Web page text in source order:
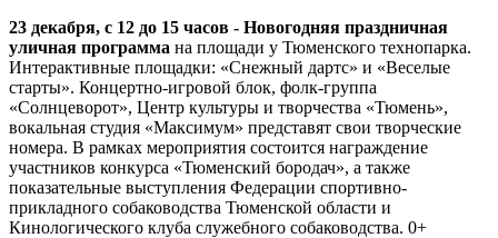
23 декабря, с 12 до 15 часов - Новогодняя праздничная
уличная программа на площади у Тюменского технопарка.
Интерактивные площадки: «Снежный дартс» и «Веселые
старты». Концертно-игровой блок, фолк-группа
«Солнцеворот», Центр культуры и творчества «Тюмень»,
вокальная студия «Максимум» представят свои творческие
номера. В рамках мероприятия состоится награждение
участников конкурса «Тюменский бородач», а также
показательные выступления Федерации спортивно-
прикладного собаководства Тюменской области и
Кинологического клуба служебного собаководства. 0+